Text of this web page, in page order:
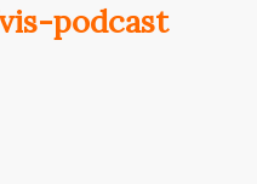
podcast